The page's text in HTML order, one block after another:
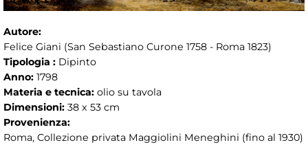
Autore:
Felice Giani (San Sebastiano Curone 1758 - Roma 1823)
Tipologia : Dipinto
Anno: 1798
Materia e tecnica: olio su tavola
Dimensioni: 38 x 53 cm
Provenienza:
Roma, Collezione privata Maggiolini Meneghini (fino al 1930)